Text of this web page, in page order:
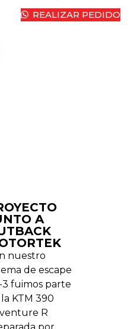
REALIZAR PEDIDO
A
nuestro
de escape
3 fuimos parte
KTM 390
R